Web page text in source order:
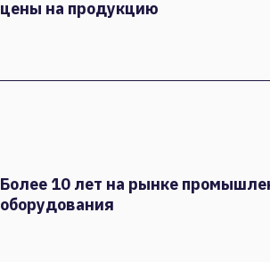
цены на продукцию
Более 10 лет на рынке
оборудования